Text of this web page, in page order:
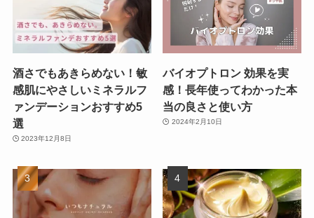
酒さでもあきらめない！敏
感肌にやさしいミネラルフ
ァンデーションおすすめ5
選
2023年12月8日
バイオプトロン 効果を実
感！長年使ってわかった本
当の良さと使い方
2024年2月10日